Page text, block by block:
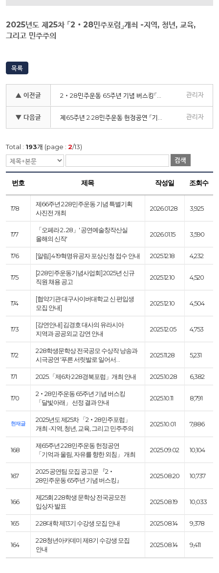
2025년도 제25차 「2‧28민주포럼」개최 -지역, 청년, 교육,
그리고 민주주의
목록
▲ 이전글 관리자
▼ 다음글 관리자
Total : 193개 (page : 2/13)
검색
번호 제목 작성일 조회수
178
제66주년 2·28민주운동 기념 특별기획
사진전 개최
2026.01.28 3,925
177
「오페라 2․28」' 공연예술창작산실
올해의 신작'
2026.01.15 3,590
176 [알림] 4·19혁명유공자 포상신청 접수 안내 2025.12.18 4,232
175
[2·28민주운동기념사업회] 2025년 신규
직원 채용 공고
2025.12.10 4,520
174
[협약기관 대구사이버대학교 신·편입생
모집 안내]
2025.12.10 4,504
173
[강연안내] 김경호 대사의 유라시아
지역과 공공외교 강연 안내
2025.12.05 4,753
172
2·28학생문학상 전국공모 수상작 낭송과
시극공연 '푸른 서릿발로 일어서…
2025.11.28 5,231
171 2025.「제6차 2·28경북포럼」개최 안내 2025.10.28 6,382
170
2‧28민주운동 65주년 기념 버스킹
「달빛아래」 선정 결과 안내
2025.10.11 8,791
현재글
2025년도 제25차 「2‧28민주포럼」
개최 -지역, 청년, 교육, 그리고 민주주의
2025.10.01 7,886
168
제65주년 2·28민주운동 헌정공연
「기억과 울림, 자유를 향한 외침」 개최
2025.09.02 10,104
167
2025 공연팀 모집 공고문 『2‧
28민주운동 65주년 기념 버스킹』
2025.08.20 10,737
166
제25회 2·28학생 문학상 전국공모전
입상자 발표
2025.08.19 10,033
165 2·28대학 제13기 수강생 모집 안내 2025.08.14 9,378
164
2·28청년아카데미 제8기 수강생 모집
안내
2025.08.14 9,411